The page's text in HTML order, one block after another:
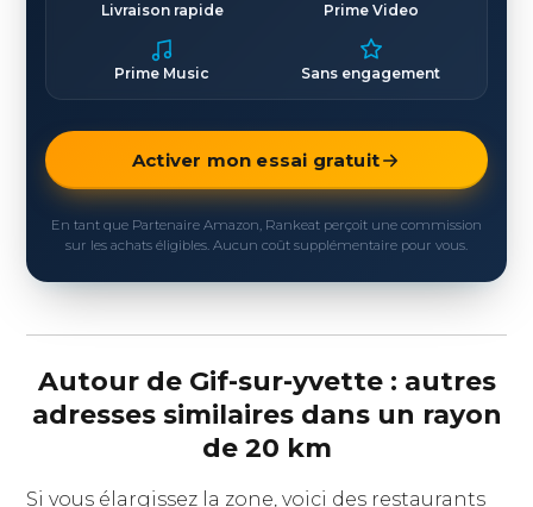
Livraison rapide Prime Video
Prime Music Sans engagement
Activer mon essai gratuit
En tant que Partenaire Amazon, Rankeat perçoit une commission
sur les achats éligibles. Aucun coût supplémentaire pour vous.
Autour de Gif-sur-yvette : autres
adresses similaires dans un rayon
de 20 km
Si vous élargissez la zone, voici des restaurants